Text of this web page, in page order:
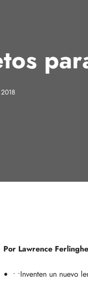
Por Lawrence
• •Inventen un nuevo